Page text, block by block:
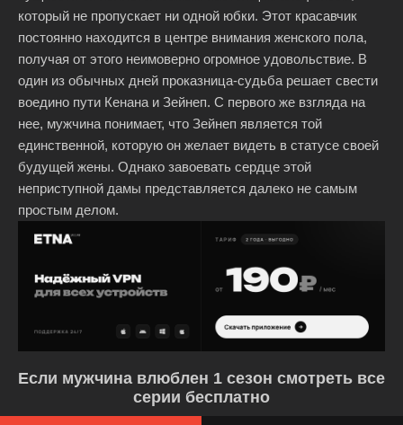
который не пропускает ни одной юбки. Этот красавчик
постоянно находится в центре внимания женского пола,
получая от этого неимоверно огромное удовольствие. В
один из обычных дней проказница-судьба решает свести
воедино пути Кенана и Зейнеп. С первого же взгляда на
нее, мужчина понимает, что Зейнеп является той
единственной, которую он желает видеть в статусе своей
будущей жены. Однако завоевать сердце этой
неприступной дамы представляется далеко не самым
простым делом.
Если мужчина влюблен 1 сезон смотреть все
серии бесплатно